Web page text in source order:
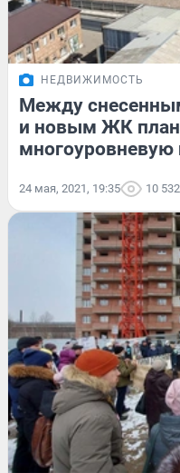
НЕДВИЖИМОСТЬ
Между
и новым ЖК
многоуровневую
24 мая, 2021, 19:35 10 532